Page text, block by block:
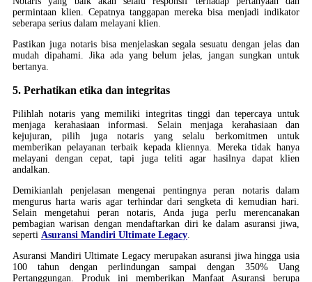
permintaan klien. Cepatnya tanggapan mereka bisa menjadi indikator
seberapa serius dalam melayani klien.
Pastikan juga notaris bisa menjelaskan segala sesuatu dengan jelas dan
mudah dipahami. Jika ada yang belum jelas, jangan sungkan untuk
bertanya.
5. Perhatikan etika dan integritas
Pilihlah notaris yang memiliki integritas tinggi dan tepercaya untuk
menjaga kerahasiaan informasi. Selain menjaga kerahasiaan dan
kejujuran, pilih juga notaris yang selalu berkomitmen untuk
memberikan pelayanan terbaik kepada kliennya. Mereka tidak hanya
melayani dengan cepat, tapi juga teliti agar hasilnya dapat klien
andalkan.
Demikianlah penjelasan mengenai pentingnya peran notaris dalam
mengurus harta waris agar terhindar dari sengketa di kemudian hari.
Selain mengetahui peran notaris, Anda juga perlu merencanakan
pembagian warisan dengan mendaftarkan diri ke dalam asuransi jiwa,
seperti Asuransi Mandiri Ultimate Legacy.
Asuransi Mandiri Ultimate Legacy merupakan asuransi jiwa hingga usia
100 tahun dengan perlindungan sampai dengan 350% Uang
Pertanggungan. Produk ini memberikan Manfaat Asuransi berupa